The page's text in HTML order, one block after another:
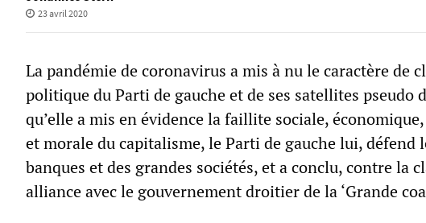
23 avril 2020
La pandémie de coronavirus a mis à nu le caractère de
politique du Parti de gauche et de ses satellites pseudo
qu’elle a mis en évidence la faillite sociale,
et morale du capitalisme, le Parti de gauche lui, défend
banques et des grandes sociétés, et a conclu, contre la
alliance avec le gouvernement droitier de la ‘Grande